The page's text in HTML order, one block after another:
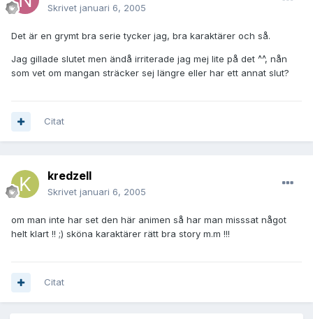
Skrivet januari 6, 2005
Det är en grymt bra serie tycker jag, bra karaktärer och så.
Jag gillade slutet men ändå irriterade jag mej lite på det ^^, nån
som vet om mangan sträcker sej längre eller har ett annat slut?
Citat
kredzell
Skrivet januari 6, 2005
om man inte har set den här animen så har man misssat något
helt klart !! ;) sköna karaktärer rätt bra story m.m !!!
Citat